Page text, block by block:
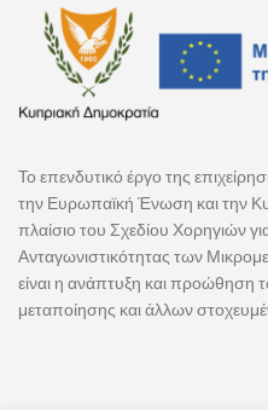
Το επενδυτικό έργο της
την Ευρωπαϊκή Ένωση και την
πλαίσιο του Σχεδίου Χορηγιών
Ανταγωνιστικότητας των
είναι η ανάπτυξη και προώθηση
μεταποίησης και άλλων